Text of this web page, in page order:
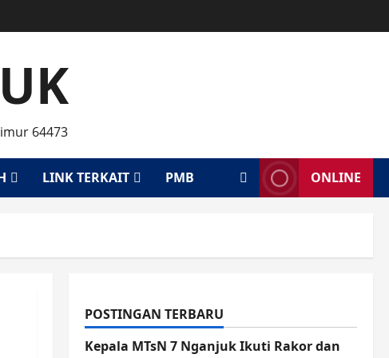
64473
LINK TERKAIT PMB ONLINE
POSTINGAN TERBARU
Kepala MTsN 7 Nganjuk Ikuti Rakor dan